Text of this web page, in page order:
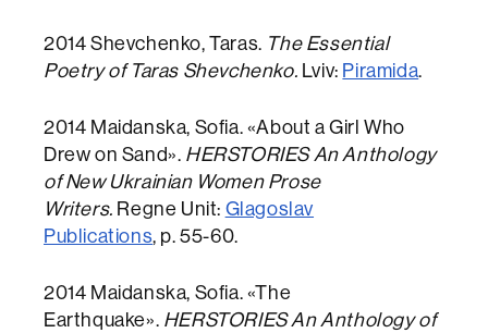
2014 Shevchenko, Taras. The Essential
Poetry of Taras Shevchenko. Lviv: Piramida.
2014 Maidanska, Sofia. «About a Girl Who
Drew on Sand». HERSTORIES An Anthology
of New Ukrainian Women Prose
Writers. Regne Unit: Glagoslav
Publications, p. 55-60.
2014 Maidanska, Sofia. «The
Earthquake». HERSTORIES An Anthology of